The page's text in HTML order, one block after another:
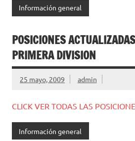
Información general
POSICIONES
PRIMERA DIVISION
25 mayo, 2009 admin
CLICK VER TODAS LAS
Información general